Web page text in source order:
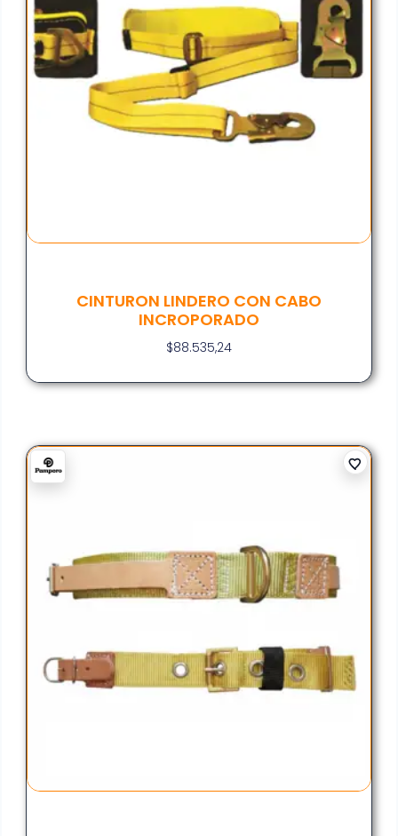
CINTURON LINDERO CON CABO
INCROPORADO
$88.535,24